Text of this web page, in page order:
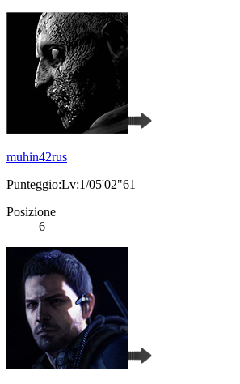
muhin42rus
Punteggio:Lv:1/05'02"61
Posizione
6